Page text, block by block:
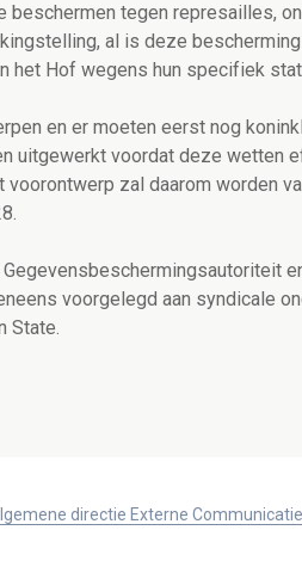
tegen represailles,
al is deze
het Hof wegens hun specifiek
en er moeten eerst nog
uitgewerkt voordat deze wetten
voorontwerp zal daarom worden
voorgelegd aan syndicale
State.
directie Externe Communicatie